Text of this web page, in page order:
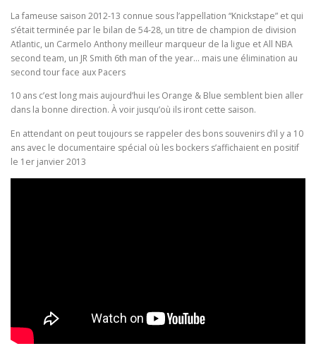
La fameuse saison 2012-13 connue sous l’appellation “Knickstape” et qui
s’était terminée par le bilan de 54-28, un titre de champion de division
Atlantic, un Carmelo Anthony meilleur marqueur de la ligue et All NBA
second team, un JR Smith 6th man of the year… mais une élimination au
second tour face aux Pacers
10 ans c’est long mais aujourd’hui les Orange & Blue semblent bien aller
dans la bonne direction. À voir jusqu’où ils iront cette saison.
En attendant on peut toujours se rappeler des bons souvenirs d’il y a 10
ans avec le documentaire spécial où les bockers s’affichaient en positif
le 1er janvier 2013